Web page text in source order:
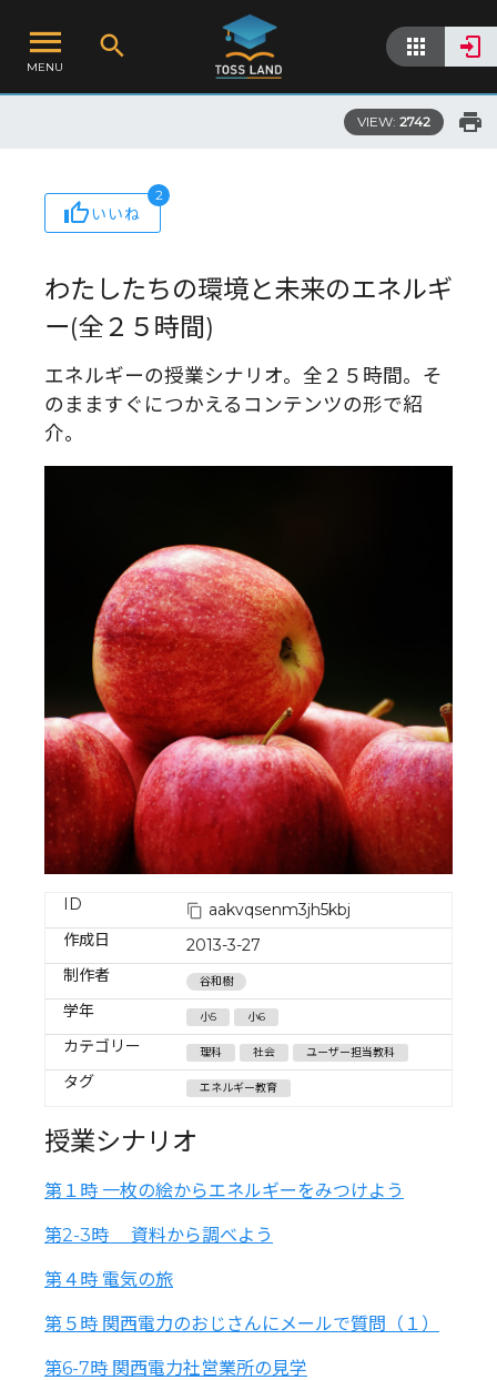
MENU
VIEW: 2742
いいね
2
わたしたちの環境と未来のエネルギ
ー(全２５時間)
エネルギーの授業シナリオ。全２５時間。そ
のまますぐにつかえるコンテンツの形で紹
介。
ID
aakvqsenm3jh5kbj
作成日
2013-3-27
制作者
谷和樹
学年 小5 小6
カテゴリー 理科 社会 ユーザー担当教科
タグ エネルギー教育
授業シナリオ
第１時 一枚の絵からエネルギーをみつけよう
第2-3時 資料から調べよう
第４時 電気の旅
第５時 関西電力のおじさんにメールで質問（１）
第6-7時 関西電力社営業所の見学